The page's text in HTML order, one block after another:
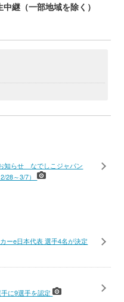
継（一部地域を除く）
知らせ なでしこジャパン
2/28～3/7）
ーe日本代表 選手4名が決定
手に9選手を認定